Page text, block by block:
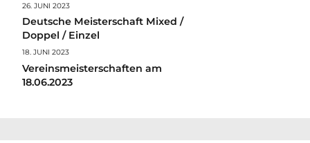
26. JUNI 2023
Deutsche Meisterschaft Mixed /
Doppel / Einzel
18. JUNI 2023
Vereinsmeisterschaften am
18.06.2023